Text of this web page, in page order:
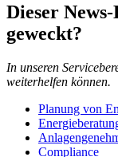
Dieser
geweckt?
In unseren
weiterhelfen können.
Planung von
Compliance